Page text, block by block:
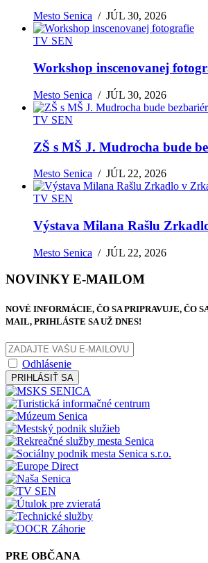
Mesto Senica /JÚL 30, 2026
TV SEN
Workshop inscenovanej
Mesto Senica /JÚL 30, 2026
TV SEN
ZŠ s MŠ J. Mudrocha bude
Mesto Senica /JÚL 22, 2026
TV SEN
Výstava Milana Rašlu
Mesto Senica /JÚL 22, 2026
NOVINKY E-MAILOM
NOVÉ INFORMÁCIE, ČO SA PRIPRAVUJE, ČO
MAIL, PRIHLÁSTE SA UŽ DNES!
Odhlásenie
PRIHLÁSIŤ SA
PRE OBČANA